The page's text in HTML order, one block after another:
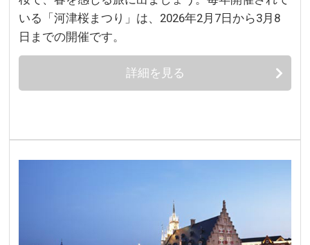
いる「河津桜まつり」は、2026年2月7日から3月8
日までの開催です。
詳細を見る